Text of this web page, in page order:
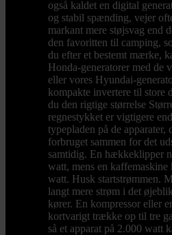
også kaldet en digital
og stabil spænding, vejer
markant mere støjsvag end
den favoritten til camping,
du efter et bestemt mærke,
Honda-generatorer med de
eller vores Hyundai-
kompakte invertere til store
du den rigtige størrelse
regnestykket er vigtigere
typepladen på de
forbruget sammen for det
samtidig. En hækkeklipper
watt, mens en
watt. Husk startstrømmen.
langt mere strøm i det
kører. En kompressor eller
kortvarigt trække op til tre
så et apparat på 2.000 watt